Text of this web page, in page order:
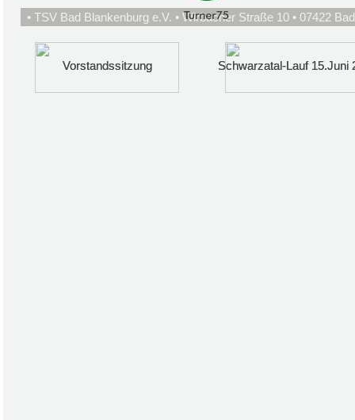
Vorstandssitzung
Vorstandssitzung Schwarzatal-Lauf 15.Juni
Schwarzatal-Lauf 15.Juni
• TSV Bad Blankenburg e.V. • Wirbacher Straße 10 • 07422